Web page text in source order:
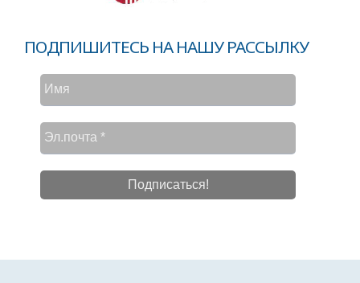
ПОДПИШИТЕСЬ НА НАШУ РАССЫЛКУ